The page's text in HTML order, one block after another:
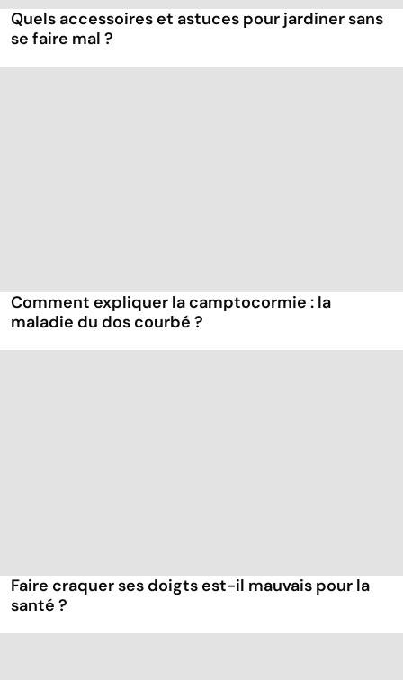
Quels accessoires et astuces pour jardiner sans
se faire mal ?
Comment expliquer la camptocormie : la
maladie du dos courbé ?
Faire craquer ses doigts est-il mauvais pour la
santé ?